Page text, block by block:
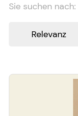
Sie suchen nach: